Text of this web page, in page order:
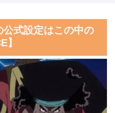
た…」
海外「日本の甲子園で飛び出
した高校生とは思えないハイレ
ベルなプレーがこちら」 海外
の反応
韓国人「韓国人が日本のラー
メンについて勘違いしているこ
式設定はこの中の
】